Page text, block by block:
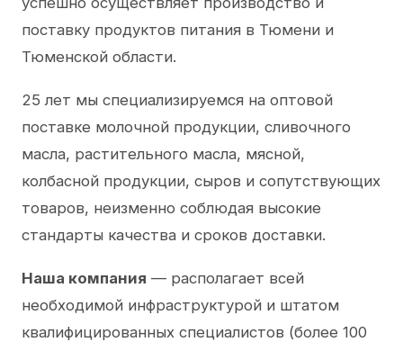
поставку продуктов питания в Тюмени и
Тюменской области.
25 лет мы специализируемся на оптовой
поставке молочной продукции, сливочного
масла, растительного масла, мясной,
колбасной продукции, сыров и сопутствующих
товаров, неизменно соблюдая высокие
стандарты качества и сроков доставки.
Наша компания — располагает всей
необходимой инфраструктурой и штатом
квалифицированных специалистов (более 100